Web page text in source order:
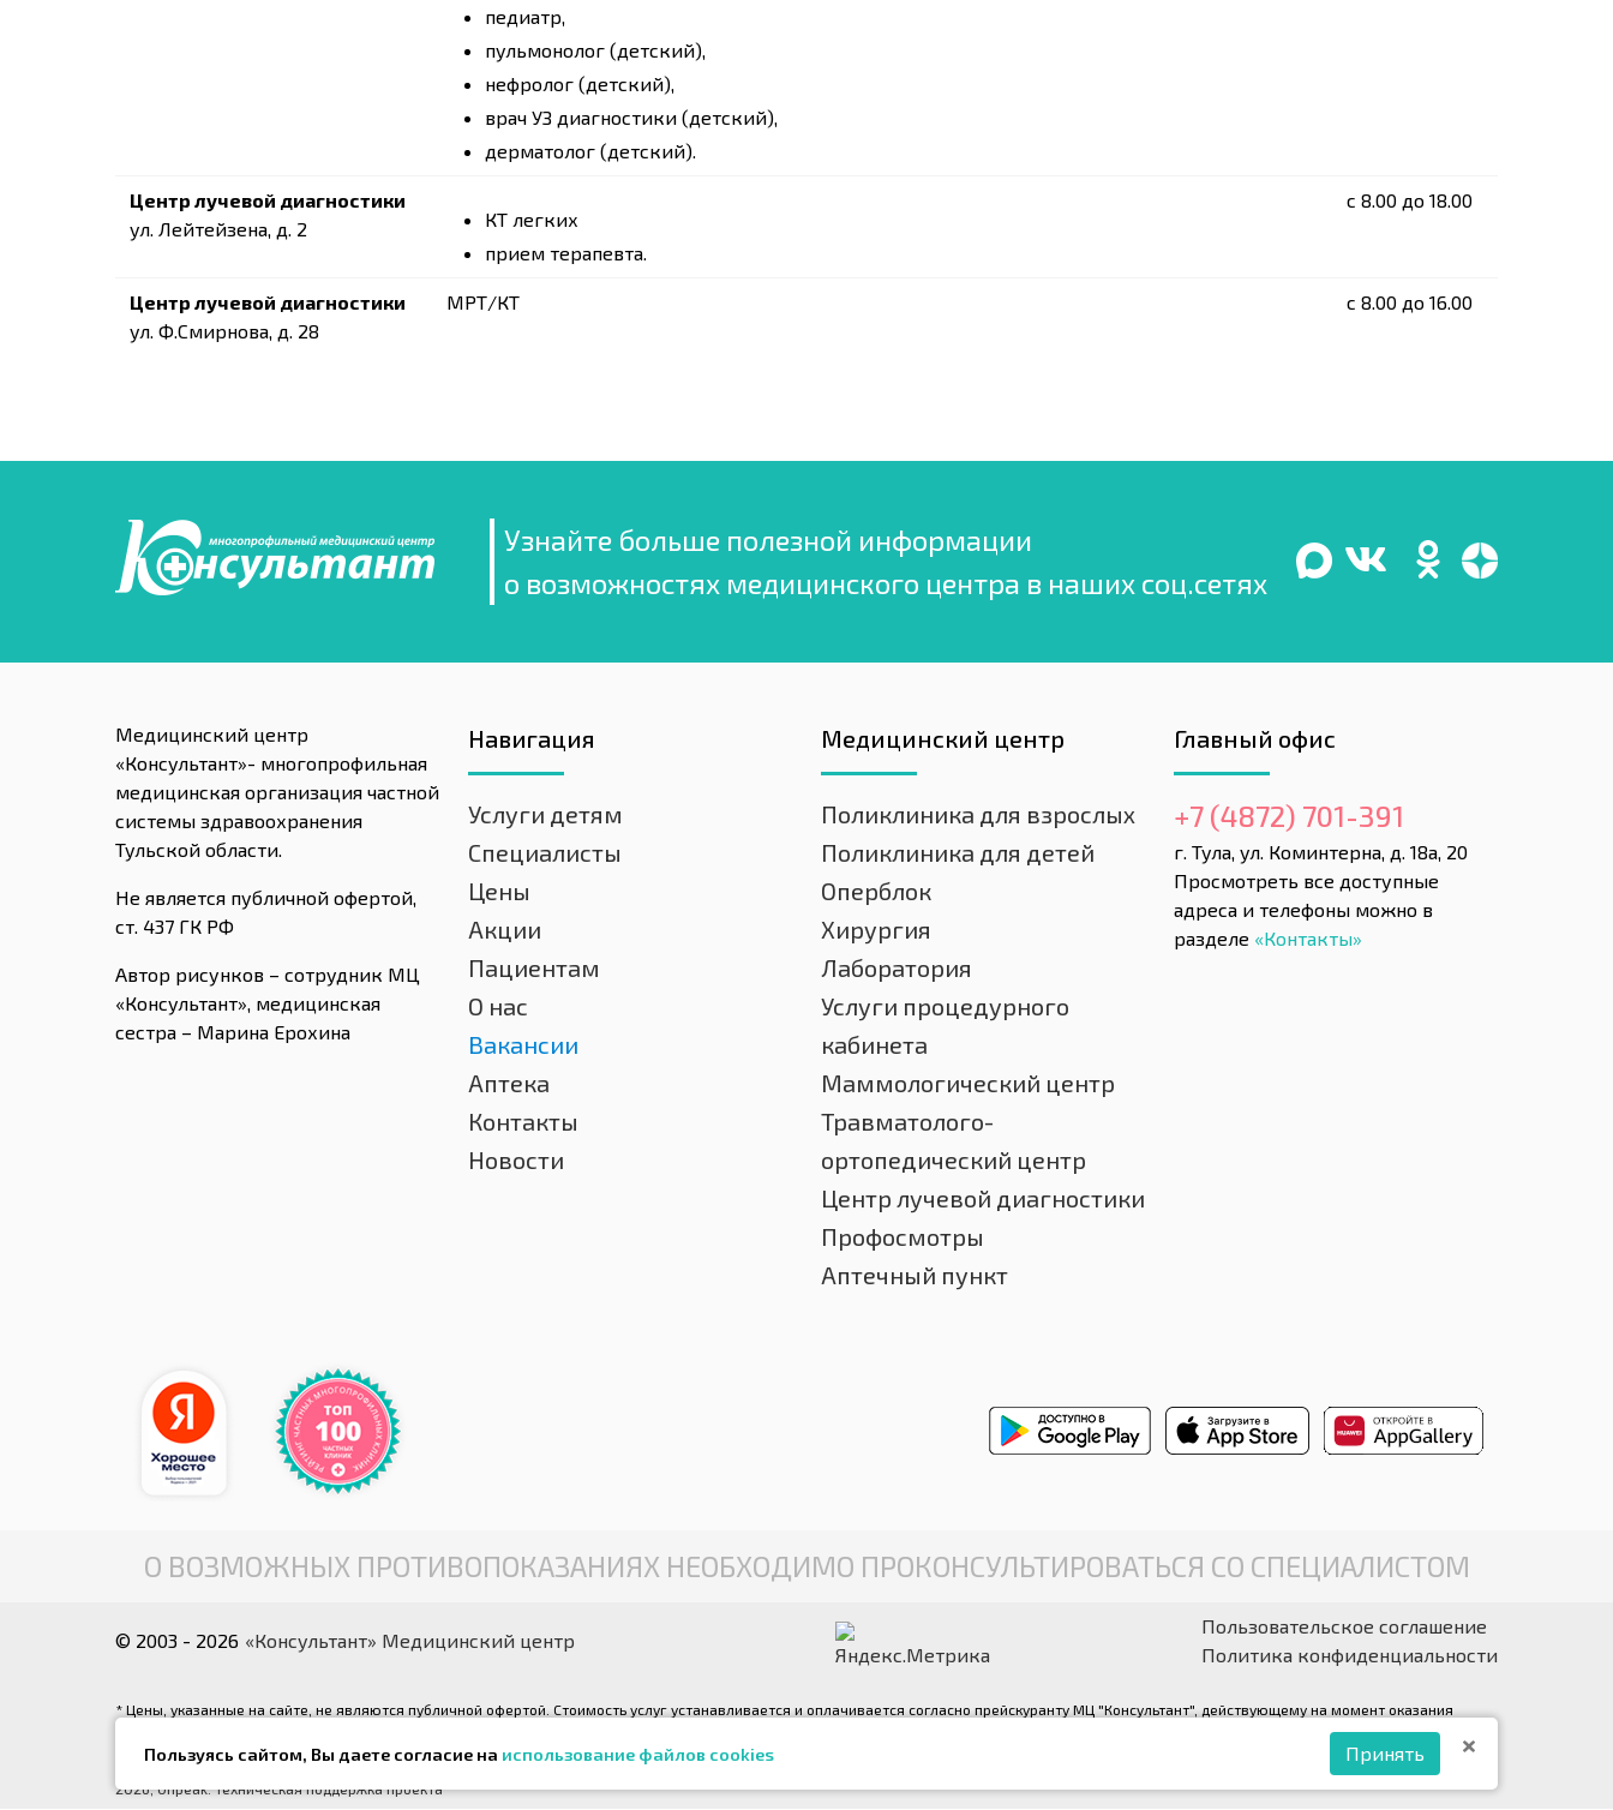
педиатр,
пульмонолог (детский),
нефролог (детский),
врач УЗ диагностики (детский),
дерматолог (детский).
Центр лучевой диагностики
ул. Лейтейзена, д. 2
КТ легких
прием терапевта.
c 8.00 до 18.00
Центр лучевой диагностики
ул. Ф.Смирнова, д. 28
МРТ/КТ c 8.00 до 16.00
Узнайте больше полезной информации
о возможностях медицинского центра в наших соц.сетях
Медицинский центр
«Консультант»- многопрофильная
медицинская организация частной
системы здравоохранения
Тульской области.
Не является публичной офертой,
ст. 437 ГК РФ
Автор рисунков – сотрудник МЦ
«Консультант», медицинская
сестра – Марина Ерохина
Навигация
Услуги детям
Специалисты
Цены
Акции
Пациентам
О нас
Вакансии
Аптека
Контакты
Новости
Медицинский центр
Поликлиника для взрослых
Поликлиника для детей
Оперблок
Хирургия
Лаборатория
Услуги процедурного
кабинета
Маммологический центр
Травматолого-
ортопедический центр
Центр лучевой диагностики
Профосмотры
Аптечный пункт
Главный офис
+7 (4872) 701-391
г. Тула, ул. Коминтерна, д. 18а, 20
Просмотреть все доступные
адреса и телефоны можно в
разделе «Контакты»
О ВОЗМОЖНЫХ ПРОТИВОПОКАЗАНИЯХ НЕОБХОДИМО ПРОКОНСУЛЬТИРОВАТЬСЯ СО СПЕЦИАЛИСТОМ
© 2003 - 2026 «Консультант» Медицинский центр
Пользовательское соглашение
Политика конфиденциальности
* Цены, указанные на сайте, не являются публичной офертой. Стоимость услуг устанавливается и оплачивается согласно прейскуранту МЦ "Консультант", действующему на момент оказания
** Все фотографии, размещенные на интернет-сайте, являются авторскими и выполнены фотографом медицинского центра «Консультант» (правообладатель ООО «Медрейд»)
2026,Onpeak. Техническая поддержка проекта
Пользуясь сайтом, Вы даете согласие на использование файлов cookies Принять